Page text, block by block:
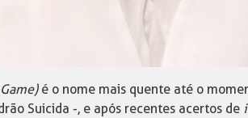
é o nome mais quente até o
Suicida -, e após recentes acertos de